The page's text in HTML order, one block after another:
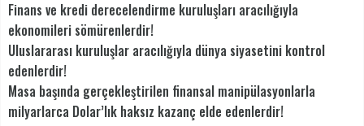
Finans ve kredi derecelendirme kuruluşları aracılığıyla
ekonomileri sömürenlerdir!
Uluslararası kuruluşlar aracılığıyla dünya siyasetini kontrol
edenlerdir!
Masa başında gerçekleştirilen finansal manipülasyonlarla
milyarlarca Dolar’lık haksız kazanç elde edenlerdir!